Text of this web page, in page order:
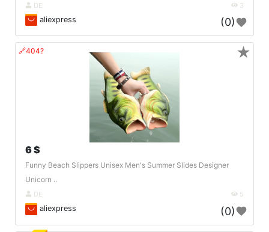
DE 3
aliexpress (0)
🔗404?
6 $
Funny Beach Slippers Unisex Men's Summer Slides Designer
Unicorn ..
DE 5
aliexpress (0)
★